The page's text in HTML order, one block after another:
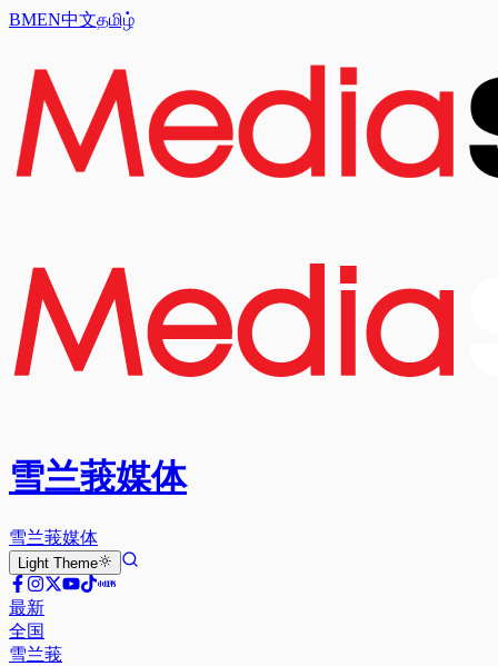
BMEN中文தமிழ்
雪兰莪媒体
雪兰莪媒体
Light Theme
最新
全国
雪兰莪